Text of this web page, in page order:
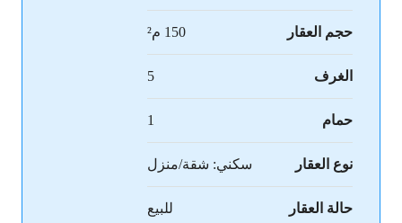
حجم العقار 150 م²
الغرف 5
حمام 1
نوع العقار سكني: شقة/منزل
حالة العقار للبيع